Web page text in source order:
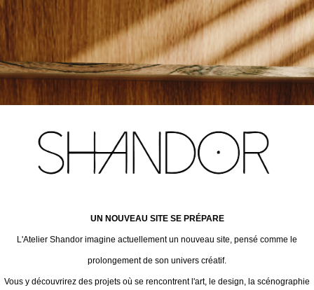
UN NOUVEAU SITE SE PRÉPARE
L'Atelier Shandor imagine actuellement un nouveau site, pensé comme le
prolongement de son univers créatif.
Vous y découvrirez des projets où se rencontrent l'art, le design, la scénographie